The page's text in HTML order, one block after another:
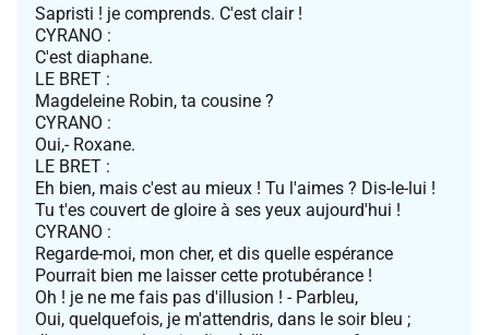
Sapristi ! je comprends. C'est clair !
CYRANO :
C'est diaphane.
LE BRET :
Magdeleine Robin, ta cousine ?
CYRANO :
Oui,- Roxane.
LE BRET :
Eh bien, mais c'est au mieux ! Tu l'aimes ? Dis-le-lui !
Tu t'es couvert de gloire à ses yeux aujourd'hui !
CYRANO :
Regarde-moi, mon cher, et dis quelle espérance
Pourrait bien me laisser cette protubérance !
Oh ! je ne me fais pas d'illusion ! - Parbleu,
Oui, quelquefois, je m'attendris, dans le soir bleu ;